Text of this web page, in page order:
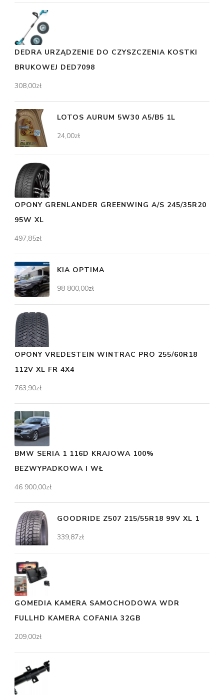
DEDRA URZĄDZENIE DO CZYSZCZENIA KOSTKI
BRUKOWEJ DED7098
308,00zł
LOTOS AURUM 5W30 A5/B5 1L
24,00zł
OPONY GRENLANDER GREENWING A/S 245/35R20
95W XL
497,85zł
KIA OPTIMA
98 800,00zł
OPONY VREDESTEIN WINTRAC PRO 255/60R18
112V XL FR 4X4
763,90zł
BMW SERIA 1 116D KRAJOWA 100%
BEZWYPADKOWA I WŁ
46 900,00zł
GOODRIDE Z507 215/55R18 99V XL 1
339,87zł
GOMEDIA KAMERA SAMOCHODOWA WDR
FULLHD KAMERA COFANIA 32GB
209,00zł